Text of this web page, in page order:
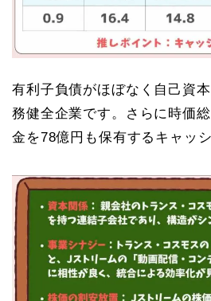
有利子負債がほぼなく自己資
務健全企業です。さらに時価
金を78億円も保有するキャッ